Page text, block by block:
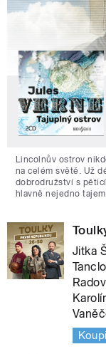
Lincolnův ostrov
na celém světě. Už
dobrodružství s
hlavně nejedno
Jitka